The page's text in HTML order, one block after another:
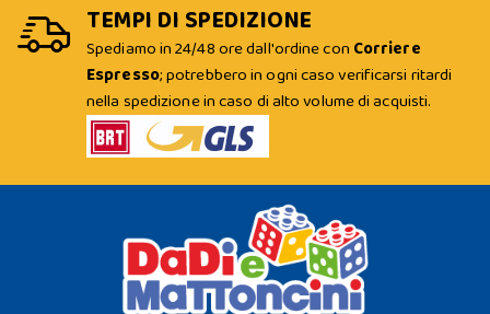
TEMPI DI SPEDIZIONE
Spediamo in 24/48 ore dall'ordine con Corriere
Espresso; potrebbero in ogni caso verificarsi ritardi
nella spedizione in caso di alto volume di acquisti.